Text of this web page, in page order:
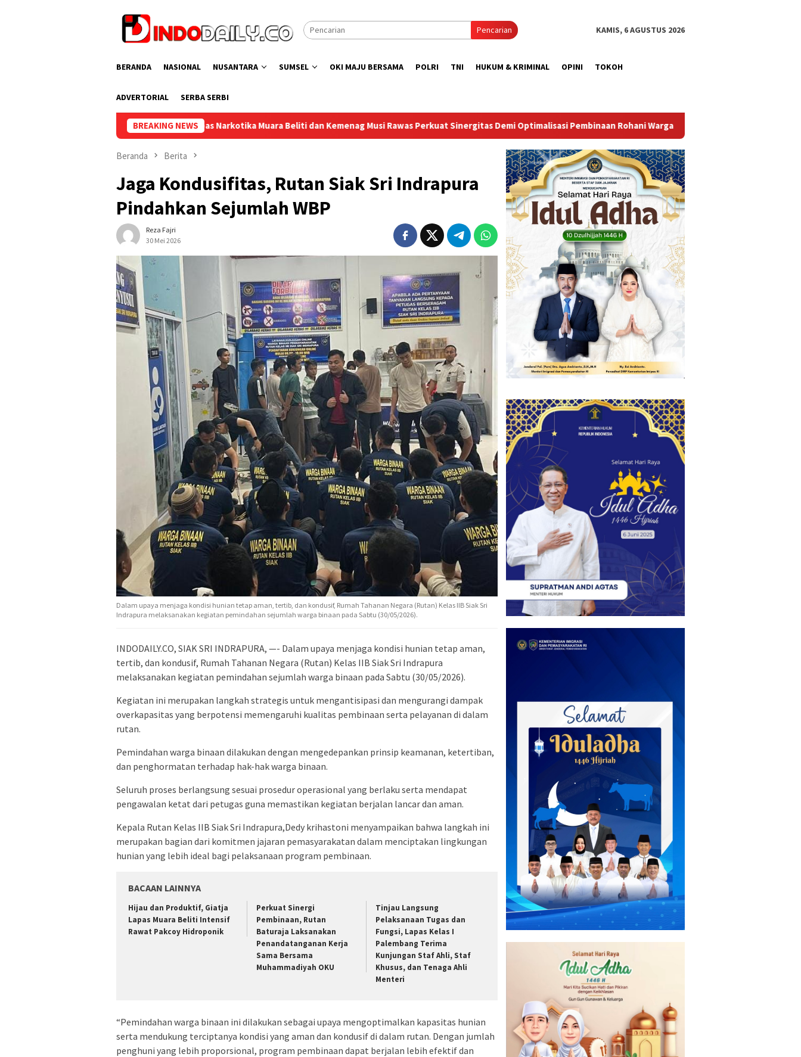
Pencarian KAMIS, 6 AGUSTUS 2026
BERANDA NASIONAL NUSANTARA SUMSEL OKI MAJU BERSAMA POLRI TNI HUKUM & KRIMINAL OPINI TOKOH
ADVERTORIAL SERBA SERBI
BREAKING NEWS
Lapas Narkotika Muara Beliti dan Kemenag Musi Rawas Perkuat Sinergitas Demi Optimalisasi Pembinaan Rohani Warga Binaan Bangun Kesamaan Persepsi, Lapas Narkotika
Beranda Berita
Jaga Kondusifitas, Rutan Siak Sri Indrapura
Pindahkan Sejumlah WBP
Reza Fajri
30 Mei 2026
Dalam upaya menjaga kondisi hunian tetap aman, tertib, dan kondusif, Rumah Tahanan Negara (Rutan) Kelas IIB Siak Sri
Indrapura melaksanakan kegiatan pemindahan sejumlah warga binaan pada Sabtu (30/05/2026).
INDODAILY.CO, SIAK SRI INDRAPURA, —- Dalam upaya menjaga kondisi hunian tetap aman,
tertib, dan kondusif, Rumah Tahanan Negara (Rutan) Kelas IIB Siak Sri Indrapura
melaksanakan kegiatan pemindahan sejumlah warga binaan pada Sabtu (30/05/2026).
Kegiatan ini merupakan langkah strategis untuk mengantisipasi dan mengurangi dampak
overkapasitas yang berpotensi memengaruhi kualitas pembinaan serta pelayanan di dalam
rutan.
Pemindahan warga binaan dilakukan dengan mengedepankan prinsip keamanan, ketertiban,
dan penghormatan terhadap hak-hak warga binaan.
Seluruh proses berlangsung sesuai prosedur operasional yang berlaku serta mendapat
pengawalan ketat dari petugas guna memastikan kegiatan berjalan lancar dan aman.
Kepala Rutan Kelas IIB Siak Sri Indrapura,Dedy krihastoni menyampaikan bahwa langkah ini
merupakan bagian dari komitmen jajaran pemasyarakatan dalam menciptakan lingkungan
hunian yang lebih ideal bagi pelaksanaan program pembinaan.
BACAAN LAINNYA
Hijau dan Produktif, Giatja
Lapas Muara Beliti Intensif
Rawat Pakcoy Hidroponik
Perkuat Sinergi
Pembinaan, Rutan
Baturaja Laksanakan
Penandatanganan Kerja
Sama Bersama
Muhammadiyah OKU
Tinjau Langsung
Pelaksanaan Tugas dan
Fungsi, Lapas Kelas I
Palembang Terima
Kunjungan Staf Ahli, Staf
Khusus, dan Tenaga Ahli
Menteri
“Pemindahan warga binaan ini dilakukan sebagai upaya mengoptimalkan kapasitas hunian
serta mendukung terciptanya kondisi yang aman dan kondusif di dalam rutan. Dengan jumlah
penghuni yang lebih proporsional, program pembinaan dapat berjalan lebih efektif dan